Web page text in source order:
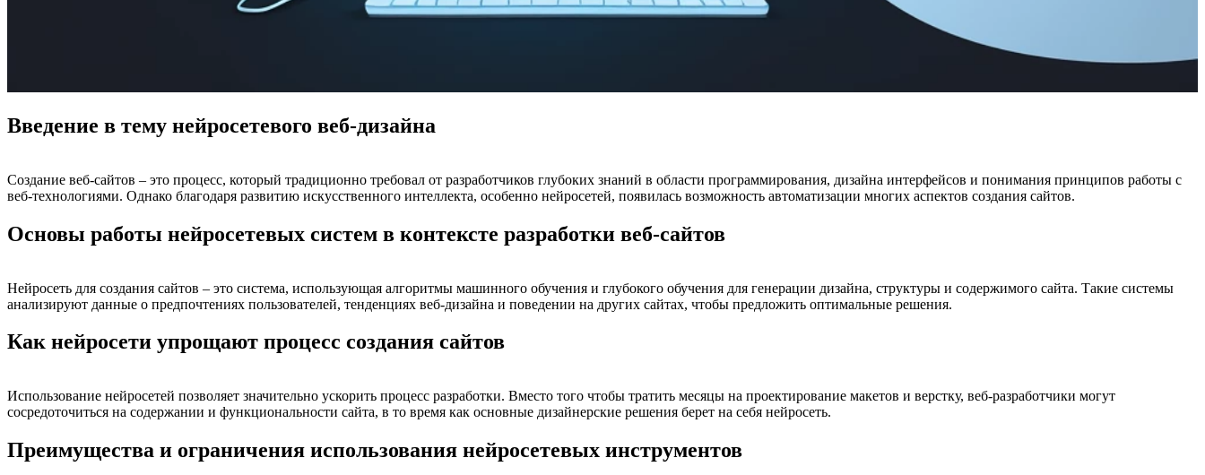
Введение в тему нейросетевого веб-дизайна
Создание веб-сайтов – это процесс, который традиционно требовал от разработчиков глубоких знаний в области программирования, дизайна интерфейсов и понимания принципов работы с
веб-технологиями. Однако благодаря развитию искусственного интеллекта, особенно нейросетей, появилась возможность автоматизации многих аспектов создания сайтов.
Основы работы нейросетевых систем в контексте разработки веб-сайтов
Нейросеть для создания сайтов – это система, использующая алгоритмы машинного обучения и глубокого обучения для генерации дизайна, структуры и содержимого сайта. Такие системы
анализируют данные о предпочтениях пользователей, тенденциях веб-дизайна и поведении на других сайтах, чтобы предложить оптимальные решения.
Как нейросети упрощают процесс создания сайтов
Использование нейросетей позволяет значительно ускорить процесс разработки. Вместо того чтобы тратить месяцы на проектирование макетов и верстку, веб-разработчики могут
сосредоточиться на содержании и функциональности сайта, в то время как основные дизайнерские решения берет на себя нейросеть.
Преимущества и ограничения использования нейросетевых инструментов